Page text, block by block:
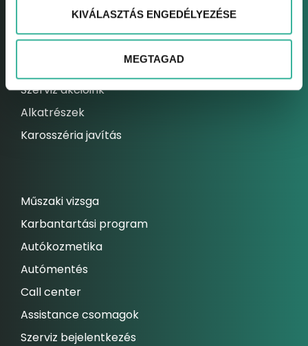
KIVÁLASZTÁS ENGEDÉLYEZÉSE
MEGTAGAD
Elektromos autó szerviz
Kárrendezési centrum
Állandó szolgáltatásaink
Szerviz akcióink
Alkatrészek
Karosszéria javítás
Műszaki vizsga
Karbantartási program
Autókozmetika
Autómentés
Call center
Assistance csomagok
Szerviz bejelentkezés